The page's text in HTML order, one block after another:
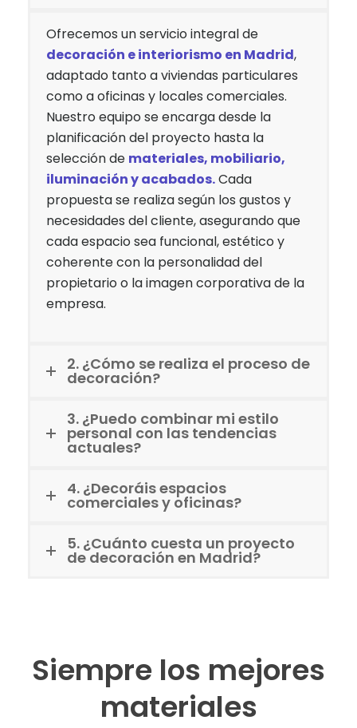
Ofrecemos un servicio integral de
decoración e interiorismo en Madrid,
adaptado tanto a viviendas particulares
como a oficinas y locales comerciales.
Nuestro equipo se encarga desde la
planificación del proyecto hasta la
selección de materiales, mobiliario,
iluminación y acabados.Cada
propuesta se realiza según los gustos y
necesidades del cliente, asegurando que
cada espacio sea funcional, estético y
coherente con la personalidad del
propietario o la imagen corporativa de la
empresa.
2. ¿Cómo se realiza el proceso de
decoración?
3. ¿Puedo combinar mi estilo
personal con las tendencias
actuales?
4. ¿Decoráis espacios
comerciales y oficinas?
5. ¿Cuánto cuesta un proyecto
de decoración en Madrid?
Siempre los mejores
materiales